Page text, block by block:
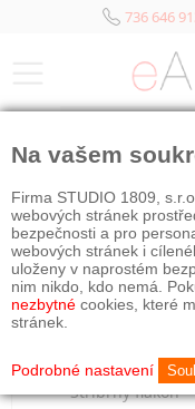
736 646
Stříbrný flakon
Na vašem
Firma STUDIO 1809,
webových stránek
bezpečnosti a pro
webových stránek i
uloženy v naprostém
nim nikdo, kdo nemá.
nezbytné cookies, které
stránek.
Podrobné nastavení